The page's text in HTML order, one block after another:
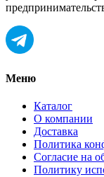
Меню
Каталог
О компании
Доставка
Политика
Согласие на
Политику